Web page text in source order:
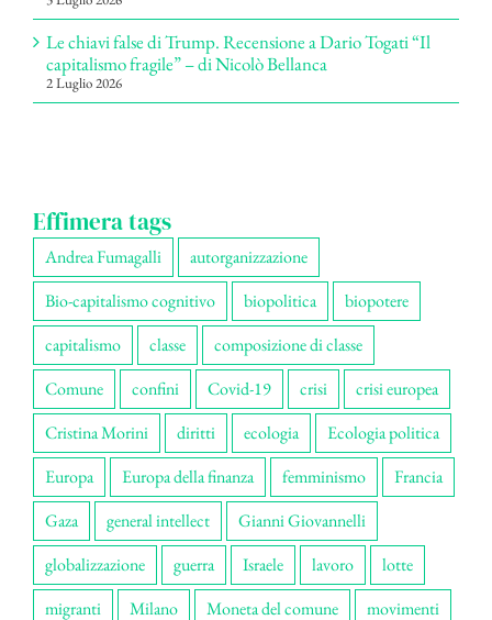
Le chiavi false di Trump. Recensione a Dario Togati “Il
capitalismo fragile” – di Nicolò Bellanca
2 Luglio 2026
Effimera tags
Andrea Fumagalli
autorganizzazione
Bio-capitalismo cognitivo
biopolitica
biopotere
capitalismo
classe
composizione di classe
Comune
confini Covid-19 crisi
crisi europea
Cristina Morini
diritti ecologia
Ecologia politica
Europa
Europa della finanza femminismo
Francia
Gaza
general intellect
Gianni Giovannelli
globalizzazione
guerra Israele lavoro
lotte
migranti
Milano Moneta del comune
movimenti